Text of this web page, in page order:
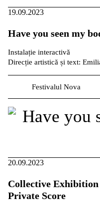
19.09.2023
Have you seen my
Instalație interactivă
Direcție artistică și text:
Festivalul Nova
20.09.2023
Collective Exhibition
Private Score